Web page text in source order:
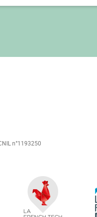
n°1193250